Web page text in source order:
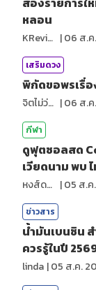
หลอน
KReview |06 ส.
เสริมดวง
พิกัดขอพรเรื่อ
จิตไม่ว่าง |06 ส.
กีฬา
ดูฟุตซอลสด
เวียดนาม พบ
หงส์ดรุณ |05 ส.
ข่าวสาร
น้ำมันเบนซิน
ควรรู้ในปี
linda |05 ส.ค.